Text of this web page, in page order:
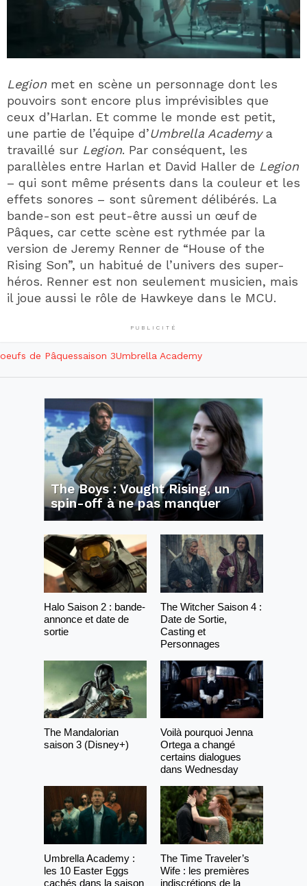
Legion met en scène un personnage dont les
pouvoirs sont encore plus imprévisibles que
ceux d’Harlan. Et comme le monde est petit,
une partie de l’équipe d’Umbrella Academya
travaillé sur Legion. Par conséquent, les
parallèles entre Harlan et David Haller de Legion
– qui sont même présents dans la couleur et les
effets sonores – sont sûrement délibérés. La
bande-son est peut-être aussi un œuf de
Pâques, car cette scène est rythmée par la
version de Jeremy Renner de “House of the
Rising Son”, un habitué de l’univers des super-
héros. Renner est non seulement musicien, mais
il joue aussi le rôle de Hawkeye dans le MCU.
PUBLICITÉ
oeufs de Pâquessaison 3Umbrella Academy
The Boys : Vought Rising, un
spin-off à ne pas manquer
Halo Saison 2 : bande-
annonce et date de
sortie
The Witcher Saison 4 :
Date de Sortie,
Casting et
Personnages
The Mandalorian
saison 3 (Disney+)
Voilà pourquoi Jenna
Ortega a changé
certains dialogues
dans Wednesday
Umbrella Academy :
les 10 Easter Eggs
cachés dans la saison
The Time Traveler’s
Wife : les premières
indiscrétions de la